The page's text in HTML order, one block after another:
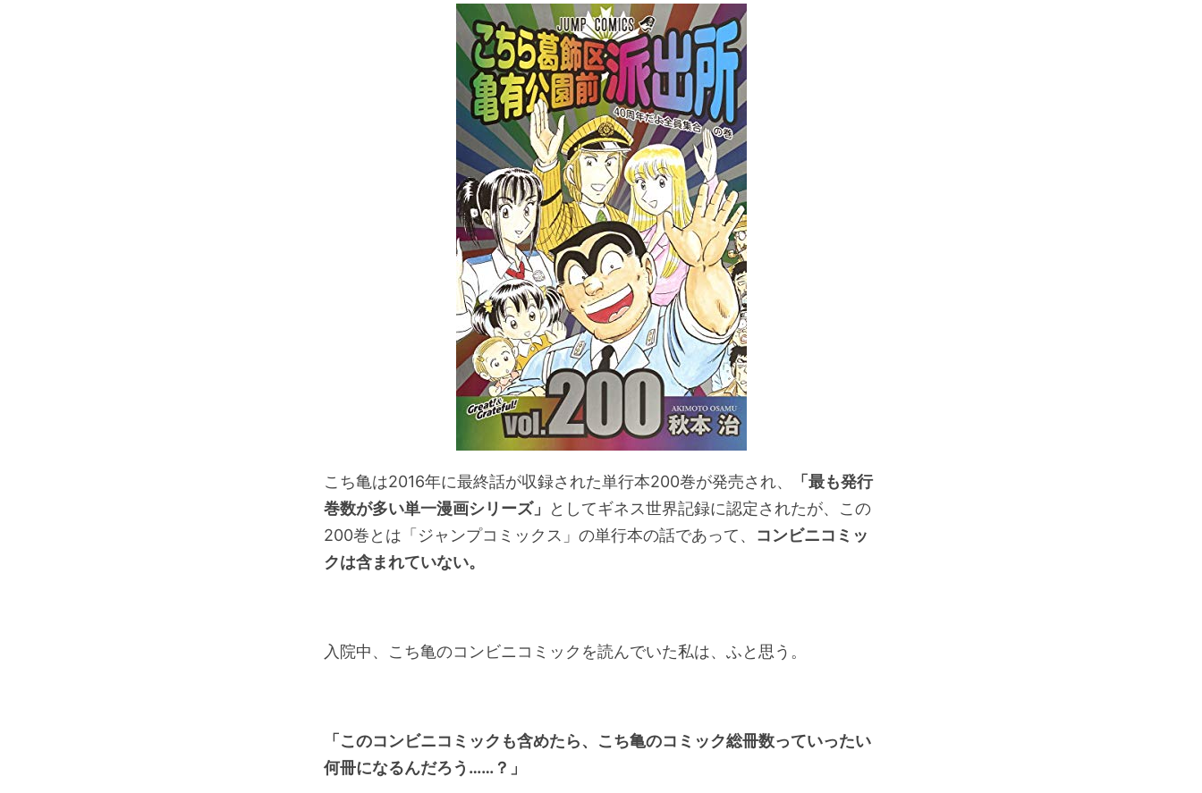
こち亀は2016年に最終話が収録された単行本200巻が発売され、
「最も発行
巻数が多い単一漫画シリーズ」
としてギネス世界記録に認定されたが、この
200巻とは「ジャンプコミックス」の単行本の話であって、 コンビニコミッ
クは含まれていない。
入院中、こち亀のコンビニコミックを読んでいた私は、ふと思う。
「このコンビニコミックも含めたら、こち亀のコミック総冊数っていったい
何冊になるんだろう……？」